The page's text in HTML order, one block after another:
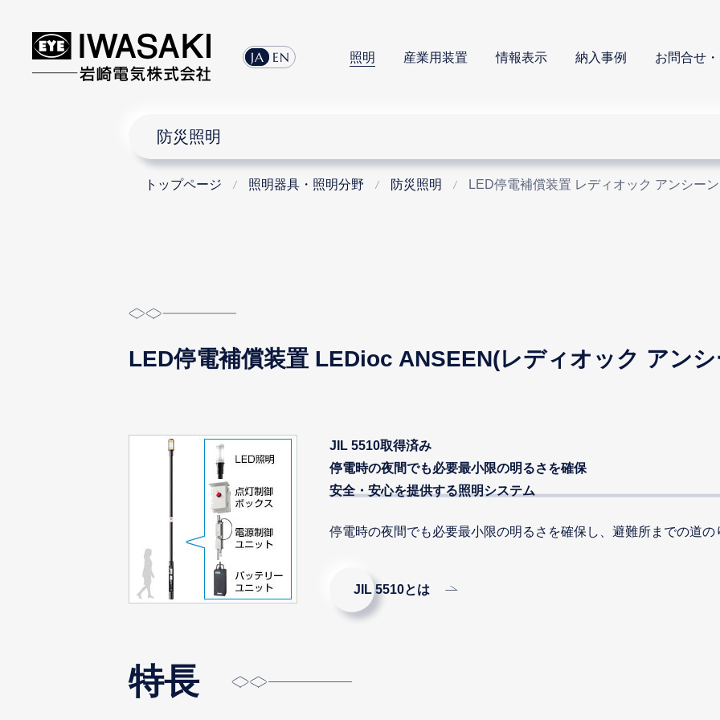
JA EN 照明 産業用装置 情報表示 納入事例 お問合せ
防災照明
トップページ 照明器具・照明分野 防災照明 LED停電補償装置 レディオック アンシーン
LED停電補償装置 LEDioc ANSEEN(レディオック アン
JIL 5510取得済み
停電時の夜間でも必要最小限の明るさを確保
安全・安心を提供する照明システム
停電時の夜間でも必要最小限の明るさを確保し、避難所までの道の
JIL 5510とは
特長
menu